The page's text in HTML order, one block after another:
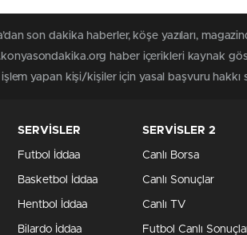
son dakika haberler, köşe yazıları,
haber içerikleri kaynak
işlem yapan kişi/kişiler için yasal başvuru
SERVİSLER
Futbol İddaa
Basketbol İddaa
Hentbol İddaa
Bilardo İddaa
SERVİSLER 2
Canlı Borsa
Canlı Sonuçlar
Canlı TV
Futbol Canlı